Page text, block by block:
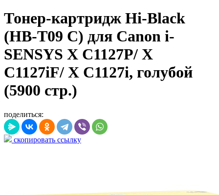
Тонер-картридж Hi-Black
(HB-T09 C) для Canon i-
SENSYS X C1127P/ X
C1127iF/ X C1127i, голубой
(5900 стр.)
поделиться:
скопировать ссылку